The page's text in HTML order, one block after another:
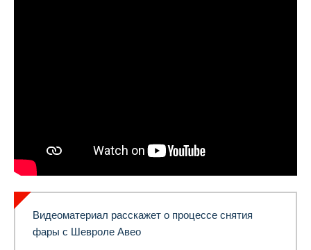
Видеоматериал расскажет о процессе снятия
фары с Шевроле Авео